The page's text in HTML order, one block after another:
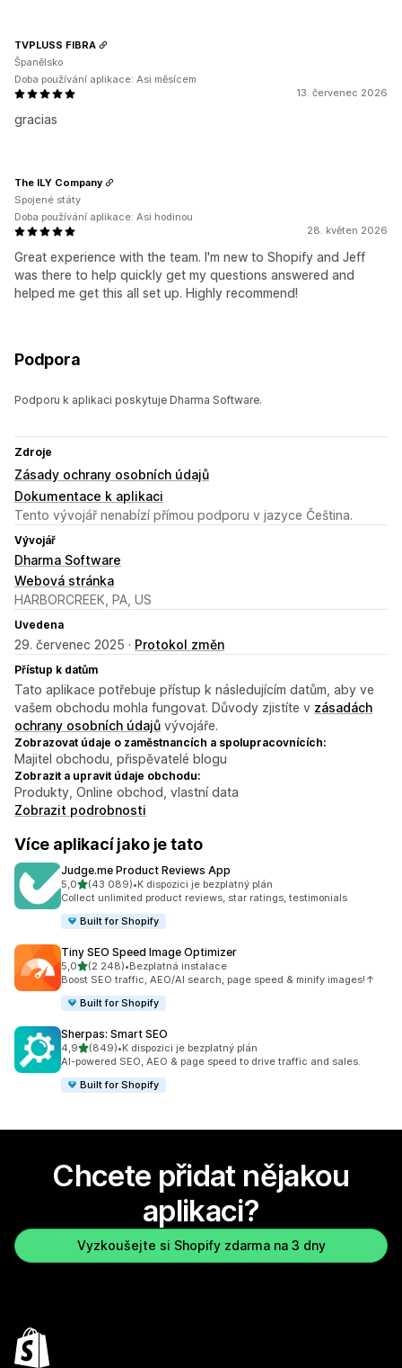
13. červenec 2026
gracias
TVPLUSS FIBRA
Španělsko
Doba používání aplikace: Asi měsícem
28. květen 2026
Great experience with the team. I'm new to Shopify and Jeff
was there to help quickly get my questions answered and
helped me get this all set up. Highly recommend!
The ILY Company
Spojené státy
Doba používání aplikace: Asi hodinou
Podpora
Podporu k aplikaci poskytuje Dharma Software.
Zdroje
Zásady ochrany osobních údajů
Dokumentace k aplikaci
Tento vývojář nenabízí přímou podporu v jazyce Čeština.
Vývojář
Dharma Software
Webová stránka
HARBORCREEK, PA, US
Uvedena
29. červenec 2025 · Protokol změn
Přístup k datům
Tato aplikace potřebuje přístup k následujícím datům, aby ve
vašem obchodu mohla fungovat. Důvody zjistíte v zásadách
ochrany osobních údajů vývojáře.
Zobrazovat údaje o zaměstnancích a spolupracovnících:
Majitel obchodu, přispěvatelé blogu
Zobrazit a upravit údaje obchodu:
Produkty, Online obchod, vlastní data
Zobrazit podrobnosti
Více aplikací jako je tato
Judge.me Product Reviews App
5,0z 5 hvězd
(43 089)
Celkový počet recenzí: 43089
•K dispozici je bezplatný plán
Collect unlimited product reviews, star ratings, testimonials
Built for Shopify
Tiny SEO Speed Image Optimizer
5,0z 5 hvězd
(2 248)
Celkový počet recenzí: 2248
•Bezplatná instalace
Boost SEO traffic, AEO/AI search, page speed & minify images!↑
Built for Shopify
Sherpas: Smart SEO
4,9z 5 hvězd
(849)
Celkový počet recenzí: 849
•K dispozici je bezplatný plán
AI-powered SEO, AEO & page speed to drive traffic and sales.
Built for Shopify
Chcete přidat nějakou
aplikaci?
Vyzkoušejte si Shopify zdarma na 3 dny